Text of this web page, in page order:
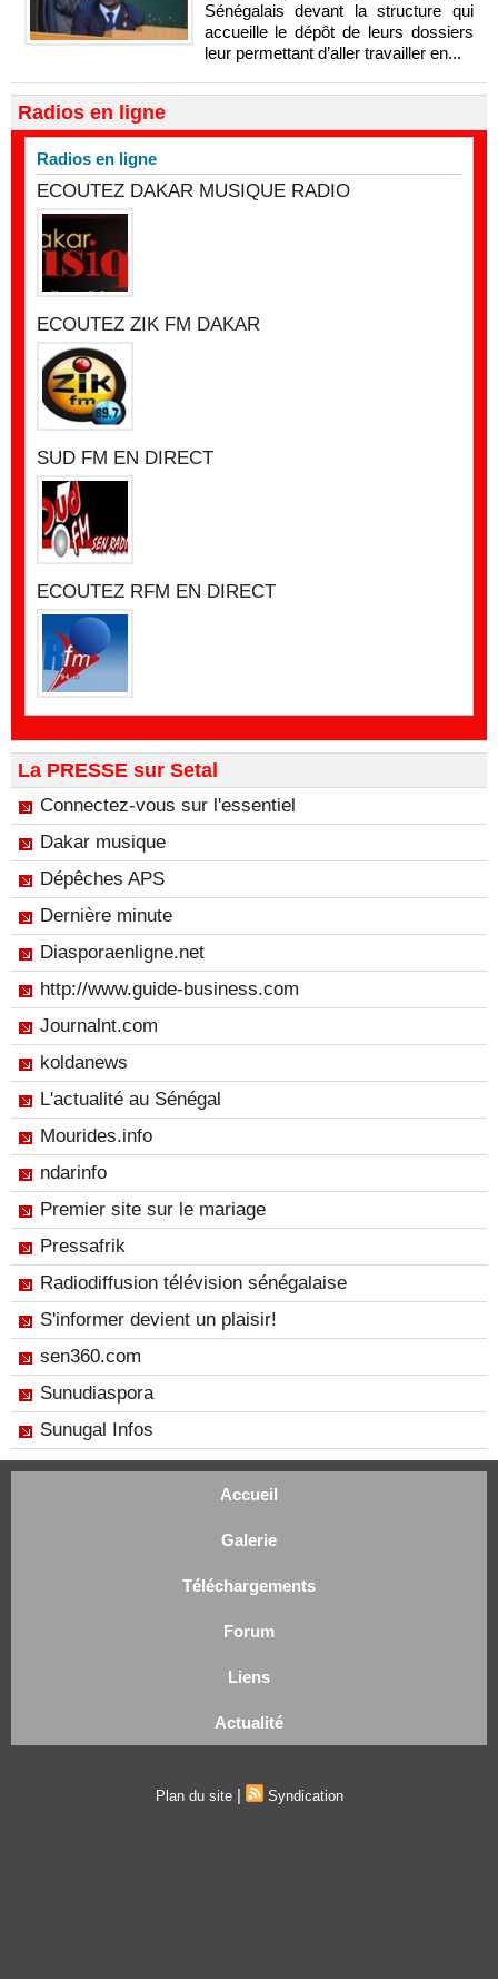
Sénégalais devant la structure qui
accueille le dépôt de leurs dossiers
leur permettant d’aller travailler en...
Radios en ligne
Radios en ligne
ECOUTEZ DAKAR MUSIQUE RADIO
ECOUTEZ ZIK FM DAKAR
SUD FM EN DIRECT
ECOUTEZ RFM EN DIRECT
La PRESSE sur Setal
Connectez-vous sur l'essentiel
Dakar musique
Dépêches APS
Dernière minute
Diasporaenligne.net
http://www.guide-business.com
Journalnt.com
koldanews
L'actualité au Sénégal
Mourides.info
ndarinfo
Premier site sur le mariage
Pressafrik
Radiodiffusion télévision sénégalaise
S'informer devient un plaisir!
sen360.com
Sunudiaspora
Sunugal Infos
Accueil
Galerie
Téléchargements
Forum
Liens
Actualité
Plan du site | Syndication